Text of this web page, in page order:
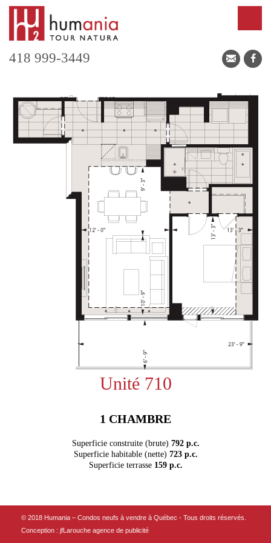
418 999-3449
Unité 710
1 CHAMBRE
Superficie construite (brute) 792 p.c.
Superficie habitable (nette) 723 p.c.
Superficie terrasse 159 p.c.
© 2018 Humania – Condos neufs à vendre à Québec - Tous droits réservés.
Conception : jfLarouche agence de publicité